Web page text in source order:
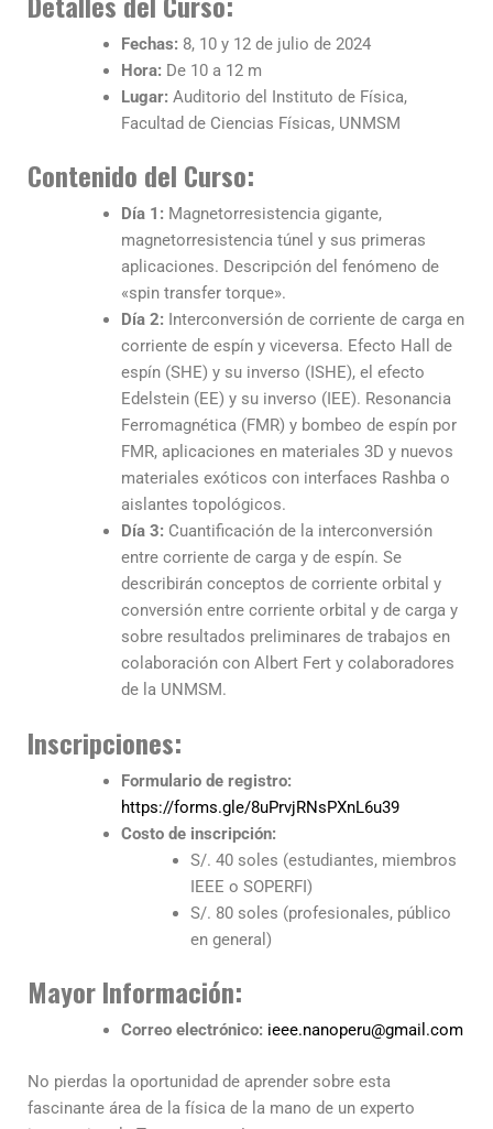
Fechas: 8, 10 y 12 de julio de 2024
Hora: De 10 a 12 m
Lugar: Auditorio del Instituto de Física,
Facultad de Ciencias Físicas, UNMSM
Contenido del Curso:
Día 1: Magnetorresistencia gigante,
magnetorresistencia túnel y sus primeras
aplicaciones. Descripción del fenómeno de
«spin transfer torque».
Día 2: Interconversión de corriente de carga en
corriente de espín y viceversa. Efecto Hall de
espín (SHE) y su inverso (ISHE), el efecto
Edelstein (EE) y su inverso (IEE). Resonancia
Ferromagnética (FMR) y bombeo de espín por
FMR, aplicaciones en materiales 3D y nuevos
materiales exóticos con interfaces Rashba o
aislantes topológicos.
Día 3: Cuantificación de la interconversión
entre corriente de carga y de espín. Se
describirán conceptos de corriente orbital y
conversión entre corriente orbital y de carga y
sobre resultados preliminares de trabajos en
colaboración con Albert Fert y colaboradores
de la UNMSM.
Inscripciones:
Formulario de registro:
https://forms.gle/8uPrvjRNsPXnL6u39
Costo de inscripción:
S/. 40 soles (estudiantes, miembros
IEEE o SOPERFI)
S/. 80 soles (profesionales, público
en general)
Mayor Información:
Correo electrónico: ieee.nanoperu@gmail.com
No pierdas la oportunidad de aprender sobre esta
fascinante área de la física de la mano de un experto